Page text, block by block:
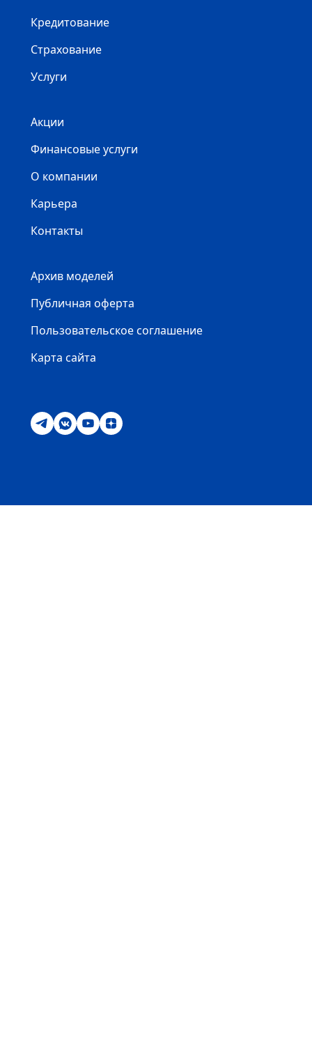
Кредитование
Страхование
Услуги
Акции
Финансовые услуги
О компании
Карьера
Контакты
Архив моделей
Публичная оферта
Пользовательское соглашение
Карта сайта